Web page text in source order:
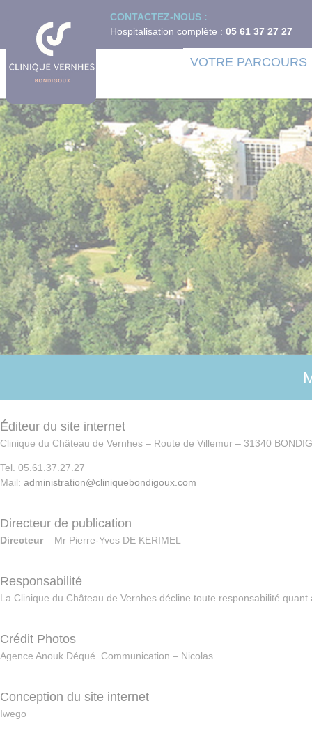
CONTACTEZ-NOUS :
Hospitalisation complète : 05 61 37 27 27
VOTRE PARCOURS
Éditeur du site internet
Clinique du Château de Vernhes – Route de Villemur – 31340
Tel. 05.61.37.27.27
Mail: administration@cliniquebondigoux.com
Directeur de publication
Directeur – Mr Pierre-Yves DE KERIMEL
Responsabilité
La Clinique du Château de Vernhes décline toute responsabilité
Crédit Photos
Agence Anouk Déqué Communication – Nicolas
Conception du site internet
Iwego